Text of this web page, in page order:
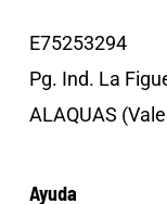
E75253294
Pg. Ind. La
ALAQUAS
Ayuda